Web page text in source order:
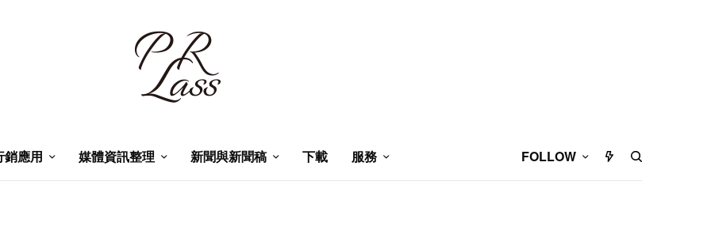
銷應用 媒體資訊整理 新聞與新聞稿 下載 服務 FOLLOW